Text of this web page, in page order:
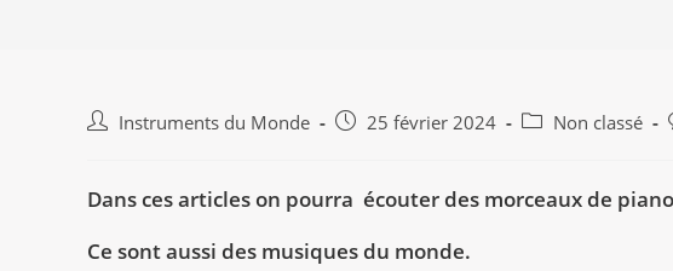
Auteur/autrice
publication :
Instruments du Monde
Publication
25 février 2024
Post Non classé
Dans ces articles on pourra écouter des morceaux de
Ce sont aussi des musiques du monde.